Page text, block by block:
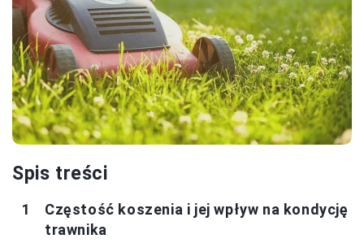
Spis treści
Częstość koszenia i jej wpływ na kondycję
trawnika